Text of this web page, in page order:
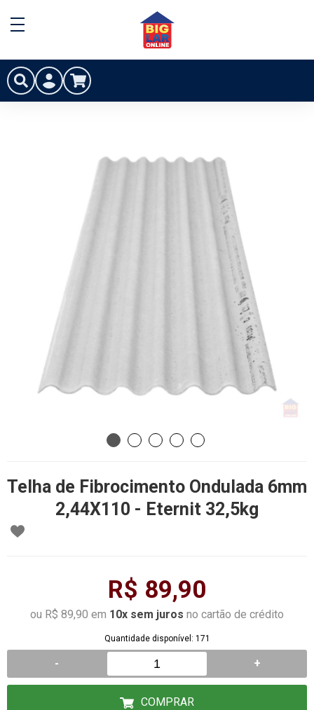
Telha de Fibrocimento Ondulada 6mm
2,44X110 - Eternit 32,5kg
R$ 89,90
ou R$ 89,90 em 10x sem juros no cartão de crédito
Quantidade disponível: 171
- +
COMPRAR